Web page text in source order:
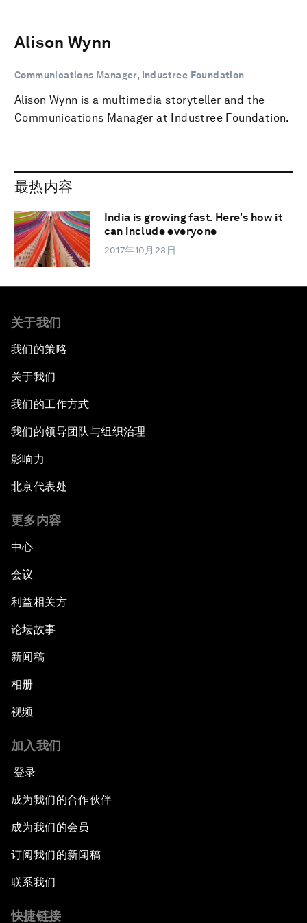
Alison Wynn
Communications Manager, Industree Foundation
Alison Wynn is a multimedia storyteller and the
Communications Manager at Industree Foundation.
最热内容
India is growing fast. Here's how it
can include everyone
2017年10月23日
关于我们
我们的策略
关于我们
我们的工作方式
我们的领导团队与组织治理
影响力
北京代表处
更多内容
中心
会议
利益相关方
论坛故事
新闻稿
相册
视频
加入我们
登录
成为我们的合作伙伴
成为我们的会员
订阅我们的新闻稿
联系我们
快捷链接